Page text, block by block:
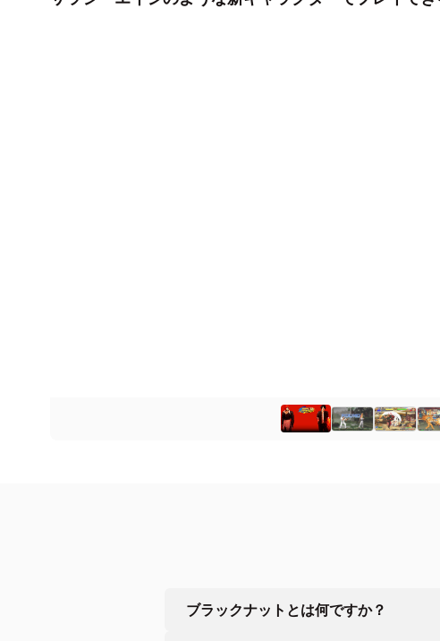
ブラックナットとは何ですか？